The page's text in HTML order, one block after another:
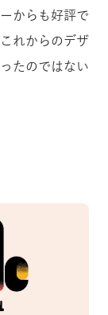
からも好評で
れからのデザ
たのではない